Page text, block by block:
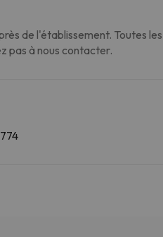
de l'établissement. Toutes
pas à nous contacter.